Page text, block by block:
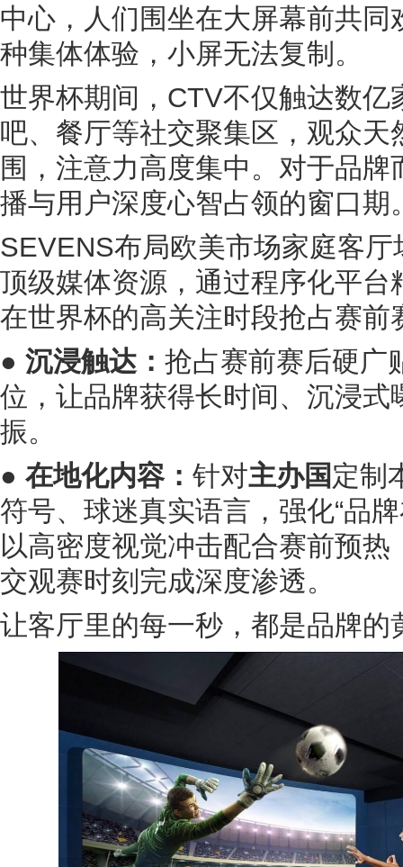
中心，人们围坐在大屏幕前共
种集体体验，小屏无法复制。
世界杯期间，CTV不仅触达数亿
吧、餐厅等社交聚集区，观众
围，注意力高度集中。对于品
播与用户深度心智占领的窗口期
SEVENS布局欧美市场家庭客
顶级媒体资源，通过程序化平
在世界杯的高关注时段抢占赛
● 沉浸触达： 抢占赛前赛后硬广
位，让品牌获得长时间、沉浸
振。
● 在地化内容： 针对主办国 定制
符号、球迷真实语言，强化“品
以高密度视觉冲击配合赛前预
交观赛时刻完成深度渗透。
让客厅里的每一秒，都是品牌的